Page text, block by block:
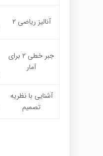
آنالیز ریاضی ۲
جبر خطی ۲ برای
آمار
آشنایی با نظریه
تصمیم